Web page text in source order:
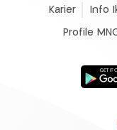
Karier Info
Profile